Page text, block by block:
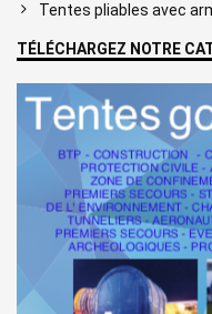
Tentes pliables avec
TÉLÉCHARGEZ NOTRE